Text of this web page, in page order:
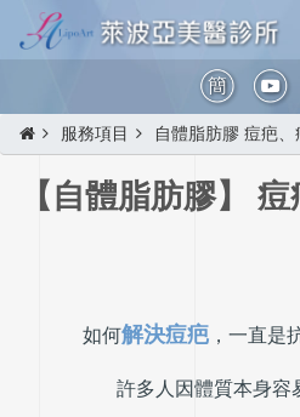
簡
服務項目 自體脂肪膠 痘疤、
【自體脂肪膠】
如何解決痘疤，一直是
許多人因體質本身容